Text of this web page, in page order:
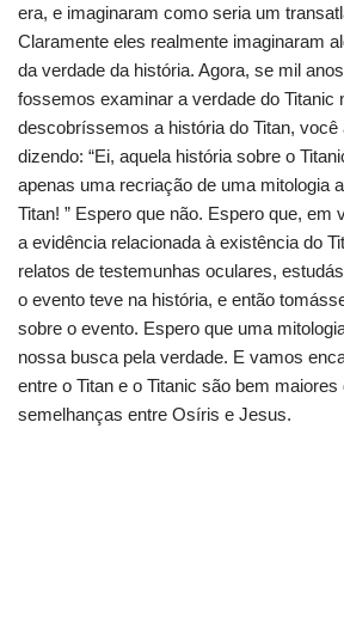
era, e imaginaram como seria um
Claramente eles realmente imaginaram
da verdade da história. Agora, se mil
fossemos examinar a verdade do Titanic
descobríssemos a história do Titan,
dizendo: “Ei, aquela história sobre o
apenas uma recriação de uma mitologia
Titan! ” Espero que não. Espero que, em
a evidência relacionada à existência do
relatos de testemunhas oculares,
o evento teve na história, e então
sobre o evento. Espero que uma
nossa busca pela verdade. E vamos
entre o Titan e o Titanic são bem maiores
semelhanças entre Osíris e Jesus.